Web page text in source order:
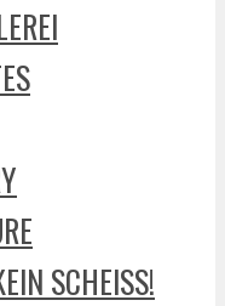
SCHEISS!